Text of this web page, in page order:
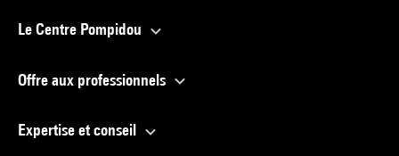
Le Centre Pompidou
Offre aux professionnels
Expertise et conseil